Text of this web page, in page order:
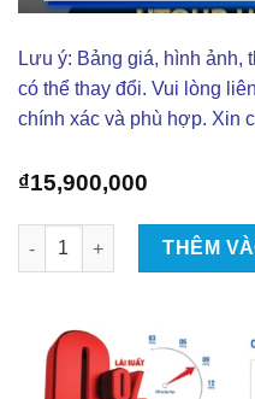
Lưu ý: Bảng giá, hình ảnh,
có thể thay đổi. Vui lòng
chính xác và phù hợp. Xin
₫15,900,000
Lắp Màn hình UTour cho
THÊM